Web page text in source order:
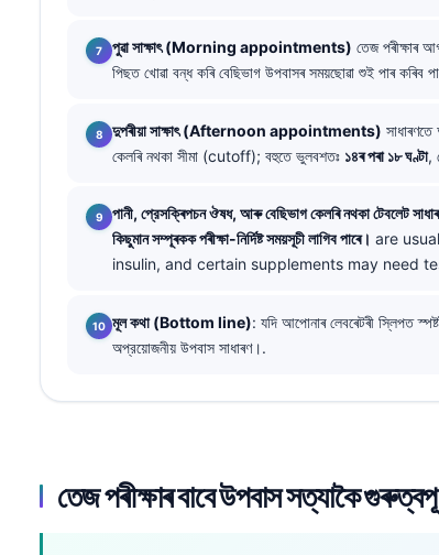
পুৱা সাক্ষাৎ (Morning appointments) তেজ পৰীক্ষাৰ
পিছত খোৱা বন্ধ কৰি বেছিভাগ উপবাসৰ সময়ছোৱা শুই পাৰ কৰিব
দুপৰীয়া সাক্ষাৎ (Afternoon appointments)
কেলৰি নথকা সীমা (cutoff); বহুতে ভুলবশতঃ ১৪ৰ পৰা ১৮ ঘণ্টা,
পানী, প্রেসক্ৰিপচন ঔষধ, আৰু বেছিভাগ কেলৰি নথকা টেবলেট
কিছুমান সম্পূৰকক পৰীক্ষা-নিৰ্দিষ্ট সময়সূচী লাগিব পাৰে। are
insulin, and certain supplements may need
মূল কথা (Bottom line): যদি আপোনাৰ লেবৰেটৰী স্লিপত
অপ্রয়োজনীয় উপবাস সাধাৰণ।.
তেজ পৰীক্ষাৰ বাবে উপবাস সত্যাকৈ